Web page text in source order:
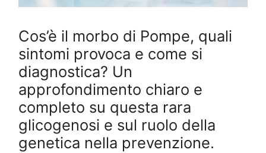
Cos’è il morbo di Pompe, quali
sintomi provoca e come si
diagnostica? Un
approfondimento chiaro e
completo su questa rara
glicogenosi e sul ruolo della
genetica nella prevenzione.